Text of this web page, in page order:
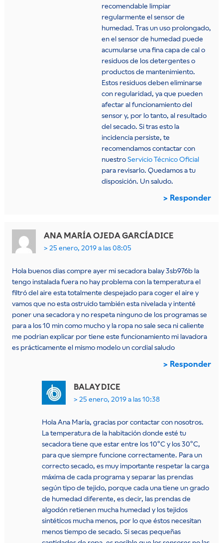
recomendable limpiar
regularmente el sensor de
humedad. Tras un uso prolongado,
en el sensor de humedad puede
acumularse una fina capa de cal o
residuos de los detergentes o
productos de mantenimiento.
Estos residuos deben eliminarse
con regularidad, ya que pueden
afectar al funcionamiento del
sensor y, por lo tanto, al resultado
del secado. Si tras esto la
incidencia persiste, te
recomendamos contactar con
nuestroServicio Técnico Oficial
para revisarlo. Quedamos a tu
disposición. Un saludo.
Responder
ANA MARÍA OJEDA GARCÍA DICE
25 enero, 2019 a las 08:05
Hola buenos dias compre ayer mi secadora balay 3sb976b la
tengo instalada fuera no hay problema con la temperatura el
filtró del aire esta totalmente despejado para coger el aire y
vamos que no esta ostruido también esta nivelada y intenté
poner una secadora y no respeta ninguno de los programas se
para a los 10 min como mucho y la ropa no sale seca ni caliente
me podrian explicar por tiene este funcionamiento mi lavadora
es prácticamente el mismo modelo un cordial saludo
Responder
BALAY DICE
25 enero, 2019 a las 10:38
Hola Ana María, gracias por contactar con nosotros.
La temperatura de la habitación donde esté tu
secadora tiene que estar entre los 10ºC y los 30ºC,
para que siempre funcione correctamente. Para un
correcto secado, es muy importante respetar la carga
máxima de cada programa y separar las prendas
según tipo de tejido, porque cada una tiene un grado
de humedad diferente, es decir, las prendas de
algodón retienen mucha humedad y los tejidos
sintéticos mucha menos, por lo que éstos necesitan
menos tiempo de secado. Si secas pequeñas